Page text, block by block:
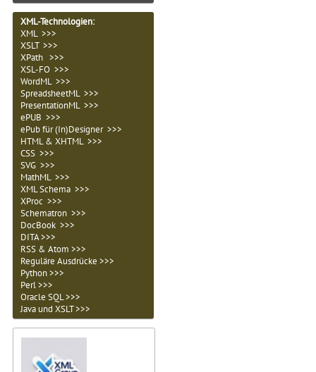
XML-Technologien:
XML >>>
XSLT >>>
XPath >>>
XSL-FO >>>
WordML >>>
SpreadsheetML >>>
PresentationML >>>
ePUB >>>
ePub für (In)Designer >>>
HTML & XHTML >>>
CSS >>>
SVG >>>
MathML >>>
XML Schema >>>
XProc >>>
Schematron >>>
DocBook >>>
DITA >>>
RSS & Atom >>>
Reguläre Ausdrücke >>>
Python >>>
Perl >>>
Oracle SQL >>>
Java und XSLT >>>